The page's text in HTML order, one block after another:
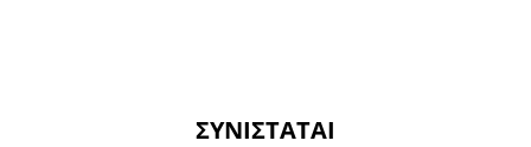
ΣΥΝΙΣΤΆΤΑΙ